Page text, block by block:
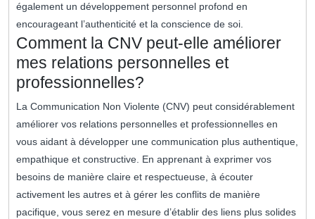
également un développement personnel profond en
encourageant l’authenticité et la conscience de soi.
Comment la CNV peut-elle améliorer
mes relations personnelles et
professionnelles?
La Communication Non Violente (CNV) peut considérablement
améliorer vos relations personnelles et professionnelles en
vous aidant à développer une communication plus authentique,
empathique et constructive. En apprenant à exprimer vos
besoins de manière claire et respectueuse, à écouter
activement les autres et à gérer les conflits de manière
pacifique, vous serez en mesure d’établir des liens plus solides